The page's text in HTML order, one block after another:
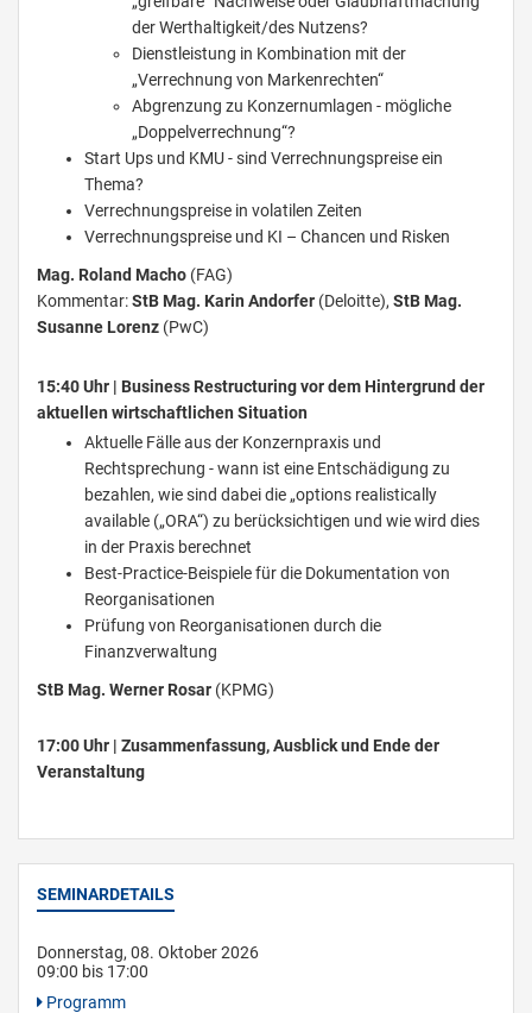
der Werthaltigkeit/des Nutzens?
Dienstleistung in Kombination mit der
„Verrechnung von Markenrechten“
Abgrenzung zu Konzernumlagen - mögliche
„Doppelverrechnung“?
Start Ups und KMU - sind Verrechnungspreise ein
Thema?
Verrechnungspreise in volatilen Zeiten
Verrechnungspreise und KI – Chancen und Risken
Mag. Roland Macho (FAG)
Kommentar:StB Mag. Karin Andorfer (Deloitte), StB Mag.
Susanne Lorenz (PwC)
15:40 Uhr | Business Restructuring vor dem Hintergrund der
aktuellen wirtschaftlichen Situation
Aktuelle Fälle aus der Konzernpraxis und
Rechtsprechung - wann ist eine Entschädigung zu
bezahlen, wie sind dabei die „options realistically
available („ORA“) zu berücksichtigen und wie wird dies
in der Praxis berechnet
Best-Practice-Beispiele für die Dokumentation von
Reorganisationen
Prüfung von Reorganisationen durch die
Finanzverwaltung
StB Mag. Werner Rosar (KPMG)
17:00 Uhr | Zusammenfassung, Ausblick und Ende der
Veranstaltung
SEMINARDETAILS
Donnerstag, 08. Oktober 2026
09:00 bis 17:00
Programm